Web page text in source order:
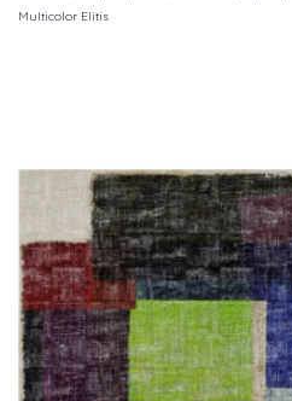
Multicolor Elitis